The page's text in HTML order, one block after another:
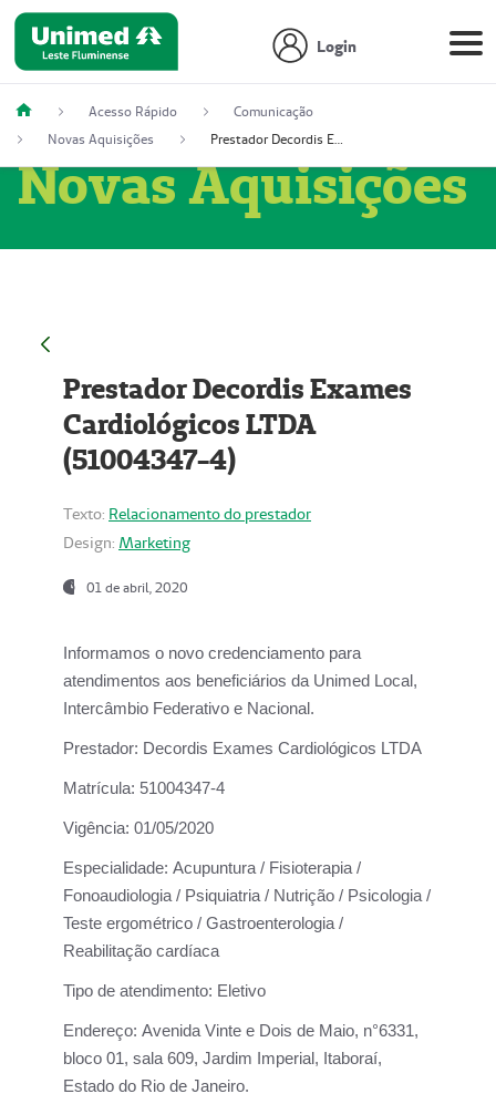
Login
Acesso Rápido
Comunicação
Novas Aquisições
Prestador Decordis Exames Cardiológicos LTDA (51004347-4)
Novas Aquisições
Prestador Decordis Exames
Cardiológicos LTDA
(51004347-4)
Texto: Relacionamento do prestador
Design: Marketing
01 de abril, 2020
Informamos o novo credenciamento para
atendimentos aos beneficiários da Unimed Local,
Intercâmbio Federativo e Nacional.
Prestador: Decordis Exames Cardiológicos LTDA
Matrícula: 51004347-4
Vigência: 01/05/2020
Especialidade: Acupuntura / Fisioterapia /
Fonoaudiologia / Psiquiatria / Nutrição / Psicologia /
Teste ergométrico / Gastroenterologia /
Reabilitação cardíaca
Tipo de atendimento: Eletivo
Endereço: Avenida Vinte e Dois de Maio, n°6331,
bloco 01, sala 609, Jardim Imperial, Itaboraí,
Estado do Rio de Janeiro.